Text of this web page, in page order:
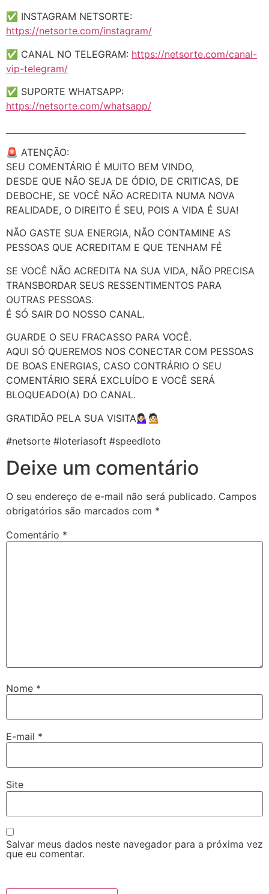
✅ INSTAGRAM NETSORTE:
https://netsorte.com/instagram/
✅ CANAL NO TELEGRAM: https://netsorte.com/canal-
vip-telegram/
✅ SUPORTE WHATSAPP:
https://netsorte.com/whatsapp/
🚨 ATENÇÃO:
SEU COMENTÁRIO É MUITO BEM VINDO,
DESDE QUE NÃO SEJA DE ÓDIO, DE CRITICAS, DE
DEBOCHE, SE VOCÊ NÃO ACREDITA NUMA NOVA
REALIDADE, O DIREITO É SEU, POIS A VIDA É SUA!
NÃO GASTE SUA ENERGIA, NÃO CONTAMINE AS
PESSOAS QUE ACREDITAM E QUE TENHAM FÉ
SE VOCÊ NÃO ACREDITA NA SUA VIDA, NÃO PRECISA
TRANSBORDAR SEUS RESSENTIMENTOS PARA
OUTRAS PESSOAS.
É SÓ SAIR DO NOSSO CANAL.
GUARDE O SEU FRACASSO PARA VOCÊ.
AQUI SÓ QUEREMOS NOS CONECTAR COM PESSOAS
DE BOAS ENERGIAS, CASO CONTRÁRIO O SEU
COMENTÁRIO SERÁ EXCLUÍDO E VOCÊ SERÁ
BLOQUEADO(A) DO CANAL.
GRATIDÃO PELA SUA VISITA💁🏻‍♀️💁🏻
#netsorte #loteriasoft #speedloto
Deixe um comentário
O seu endereço de e-mail não será publicado. Campos
obrigatórios são marcados com *
Comentário *
Nome *
E-mail *
Site
Salvar meus dados neste navegador para a próxima vez
que eu comentar.